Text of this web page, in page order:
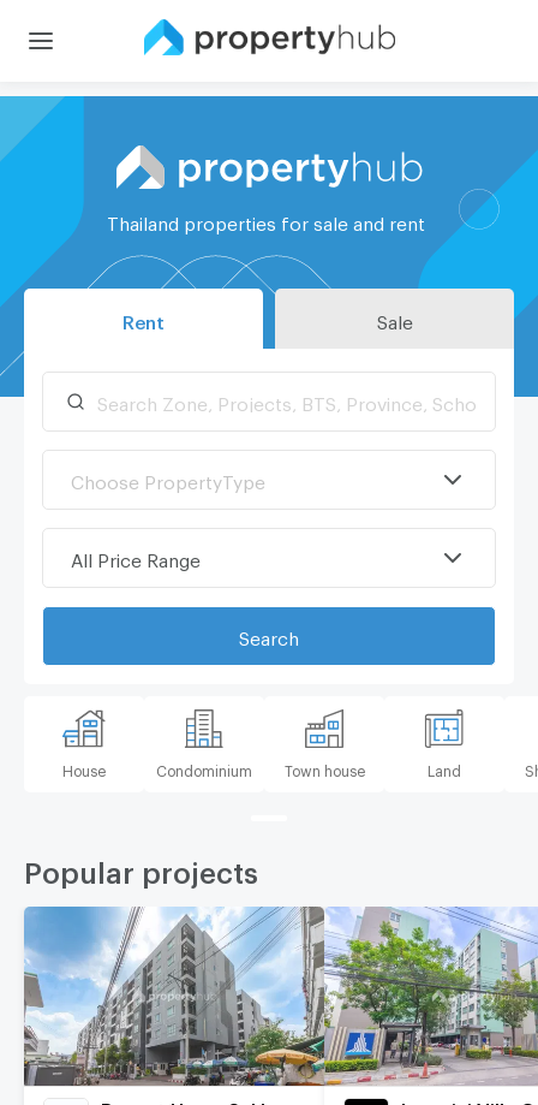
Thailand properties for sale and rent
Rent Sale
Choose PropertyType
All Price Range
Search
House Condominium Town house Land
Popular projects